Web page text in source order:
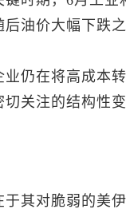
油价大幅下跌
仍在将高成本
关注的结构性
其对脆弱的美